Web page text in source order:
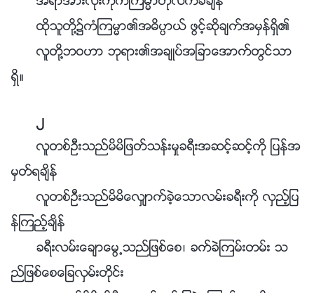
ထိုသူတို႔၌ကံၾကမၼာ၏အဓိပၸာယ္ ဖြင့္ဆိုခ်က္အမွန္ရွိ၏
လူတို႔ဘဝဟာ ဘုရား၏အခ်ဳပ္အျခာေအာက္တြင္သာ
ရွိ။
၂
လူတစ္ဦးသည္မိမိျဖတ္သန္းမႈခရီးအဆင့္ဆင့္ကို ျပန္အ
မွတ္ရခ်ိန္
လူတစ္ဦးသည္မိမိေလွ်ာက္ခဲ့ေသာလမ္းခရီးကို လွည့္ျပ
န္ၾကည့္ခ်ိန္
ခရီးလမ္းေခ်ာေမြ႕သည္ျဖစ္ေစ၊ ခက္ခဲၾကမ္းတမ္း သ
ည္ျဖစ္ေစေျခလွမ္းတိုင္း